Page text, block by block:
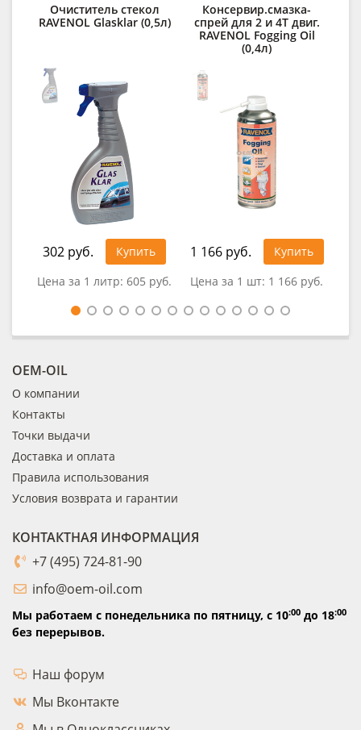
Очиститель стекол
RAVENOL Glasklar (0,5л)
302 руб.
Купить
Цена за 1 литр: 605 руб.
Консервир.смазка-
спрей для 2 и 4Т двиг.
RAVENOL Fogging Oil
(0,4л)
1 166 руб.
Купить
Цена за 1 шт: 1 166 руб.
OEM-OIL
О компании
Контакты
Точки выдачи
Доставка и оплата
Правила использования
Условия возврата и гарантии
КОНТАКТНАЯ ИНФОРМАЦИЯ
+7 (495) 724-81-90
info@oem-oil.com
Мы работаем с понедельника по пятницу, с 10:00 до 18:00
без перерывов.
Наш форум
Мы Вконтакте